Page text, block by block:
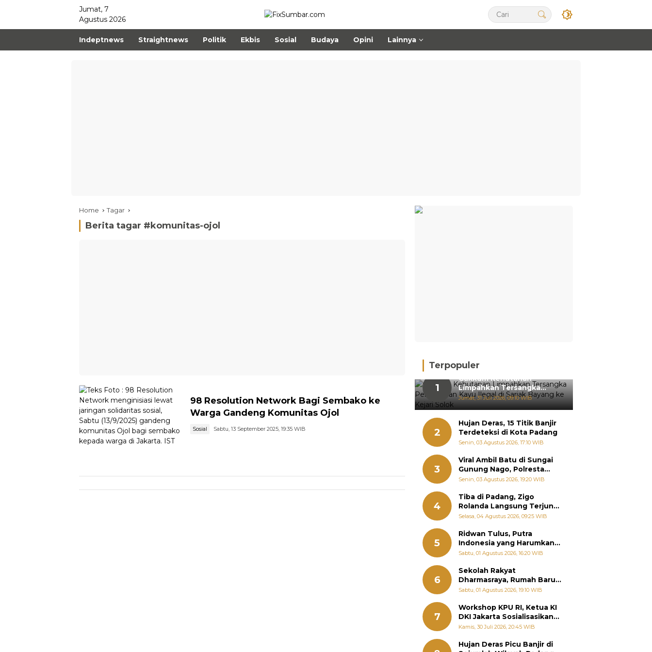
Jumat, 7
Agustus 2026
Indeptnews Straightnews Politik Ekbis Sosial Budaya Opini Lainnya
Home Tagar
Berita tagar #komunitas-ojol
98 Resolution Network Bagi Sembako ke
Warga Gandeng Komunitas Ojol
Sosial Sabtu, 13 September 2025, 19:35 WIB
Terpopuler
1
Gakkum Kehutanan
Limpahkan Tersangka
Pemanenan Kayu Ilegal di
Sariak Bayang ke Kejari
Jumat, 31 Juli 2026, 09:10 WIB
2
Hujan Deras, 15 Titik Banjir
Terdeteksi di Kota Padang
Senin, 03 Agustus 2026, 17:10 WIB
3
Viral Ambil Batu di Sungai
Gunung Nago, Polresta
Padang Ungkap Fakta
Senin, 03 Agustus 2026, 19:20 WIB
4
Tiba di Padang, Zigo
Rolanda Langsung Terjun
Bantu Warga Terdampak
Selasa, 04 Agustus 2026, 09:25 WIB
5
Ridwan Tulus, Putra
Indonesia yang Harumkan
Nama Bangsa hingga
Jepang
Sabtu, 01 Agustus 2026, 16:20 WIB
6
Sekolah Rakyat
Dharmasraya, Rumah Baru
268 Anak Menggapai Mimpi
Kemiskinan
Sabtu, 01 Agustus 2026, 19:10 WIB
7
Workshop KPU RI, Ketua KI
DKI Jakarta Sosialisasikan
Hukum Acara Penyelesaian
Kamis, 30 Juli 2026, 20:45 WIB
Hujan Deras Picu Banjir di